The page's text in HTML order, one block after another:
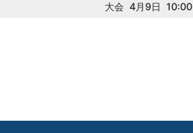
大会 4月9日 10:00